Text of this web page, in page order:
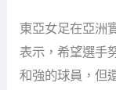
東亞女足在亞洲
表示，希望選手
和強的球員，但